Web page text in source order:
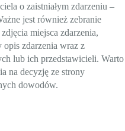
o zaistniałym zdarzeniu –
jest również zebranie
miejsca zdarzenia,
opis zdarzenia wraz z
lub ich przedstawicieli. Warto
na decyzję ze strony
dowodów.